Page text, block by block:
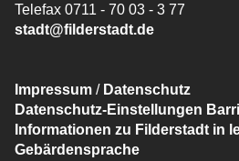
Telefax 0711 - 70 03 - 3 77
stadt@filderstadt.de
Impressum / Datenschutz
Datenschutz-Einstellungen
Informationen zu Filderstadt in
Gebärdensprache